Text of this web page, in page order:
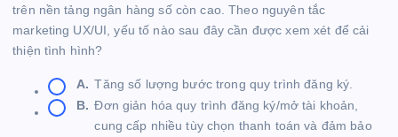
trên nền tảng ngân hàng số còn cao. Theo nguyên tắc
marketing UX/UI, yếu tố nào sau đây cần được xem xét để cải
thiện tình hình?
A. Tăng số lượng bước trong quy trình đăng ký.
B. Đơn giản hóa quy trình đăng ký/mở tài khoản,
cung cấp nhiều tùy chọn thanh toán và đảm bảo